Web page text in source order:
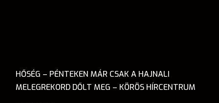
HŐSÉG – PÉNTEKEN MÁR CSAK A HAJNALI
MELEGREKORD DŐLT MEG – KÖRÖS HÍRCENTRUM